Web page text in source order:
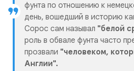
фунта по отношению к
день, вошедший в историю
Сорос сам называл "белой
роль в обвале фунта часто
прозвали "человеком,
Англии".